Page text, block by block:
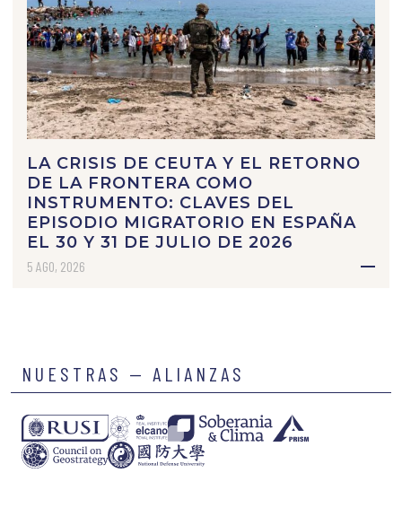
LA CRISIS DE CEUTA Y EL RETORNO
DE LA FRONTERA COMO
INSTRUMENTO: CLAVES DEL
EPISODIO MIGRATORIO EN ESPAÑA
EL 30 Y 31 DE JULIO DE 2026
5 AGO, 2026
NUESTRAS — ALIANZAS